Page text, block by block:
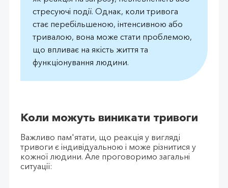
стресуючі події. Однак, коли тривога
стає перебільшеною, інтенсивною або
тривалою, вона може стати проблемою,
що впливає на якість життя та
функціонування людини.
Коли можуть виникати тривоги
Важливо пам'ятати, що реакція у вигляді
тривоги є індивідуальною і може різнитися у
кожної людини. Але проговоримо загальні
ситуації: